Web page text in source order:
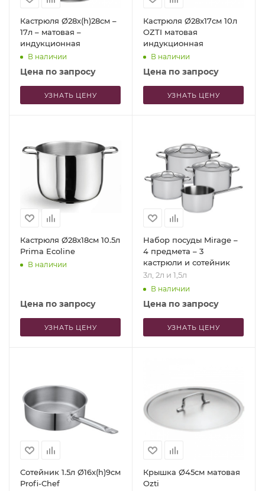
Кастрюля Ø28х(h)28см –
17л – матовая –
индукционная
В наличии
Цена по запросу
УЗНАТЬ ЦЕНУ
Кастрюля Ø28x17см 10л
OZTI матовая
индукционная
В наличии
Цена по запросу
УЗНАТЬ ЦЕНУ
Кастрюля Ø28x18см 10.5л
Prima Ecoline
В наличии
Цена по запросу
УЗНАТЬ ЦЕНУ
Набор посуды Mirage –
4 предмета – 3
кастрюли и сотейник
3л, 2л и 1,5л
В наличии
Цена по запросу
УЗНАТЬ ЦЕНУ
Сотейник 1.5л Ø16x(h)9см
Profi-Chef
Крышка Ø45см матовая
Ozti